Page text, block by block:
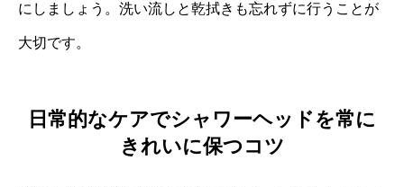
にしましょう。洗い流しと乾拭きも忘れずに行うことが
大切です。
日常的なケアでシャワーヘッドを常に
きれいに保つコツ